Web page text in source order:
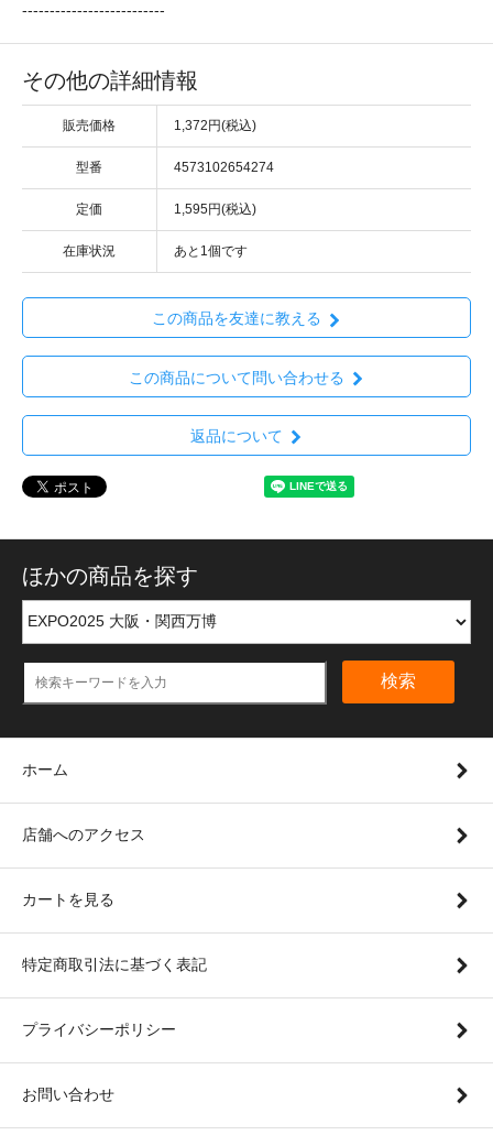
--------------------------
その他の詳細情報
販売価格 1,372円(税込)
型番 4573102654274
定価 1,595円(税込)
在庫状況 あと1個です
この商品を友達に教える
この商品について問い合わせる
返品について
ほかの商品を探す
検索
ホーム
店舗へのアクセス
カートを見る
特定商取引法に基づく表記
プライバシーポリシー
お問い合わせ